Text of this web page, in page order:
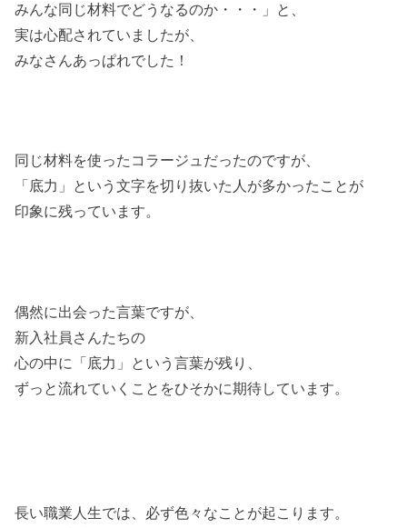
みんな同じ材料でどうなるのか・・・」と、
実は心配されていましたが、
みなさんあっぱれでした！
同じ材料を使ったコラージュだったのですが、
「底力」という文字を切り抜いた人が多かったことが
印象に残っています。
偶然に出会った言葉ですが、
新入社員さんたちの
心の中に「底力」という言葉が残り、
ずっと流れていくことをひそかに期待しています。
長い職業人生では、必ず色々なことが起こります。